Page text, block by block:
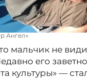
Ангел»
мальчик не
его
культуры» —